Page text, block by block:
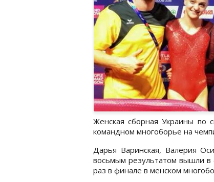
Женская сборная Украины по
командном многоборье на
Дарья Варинская, Валерия
восьмым результатом вышли
раз в финале в менском